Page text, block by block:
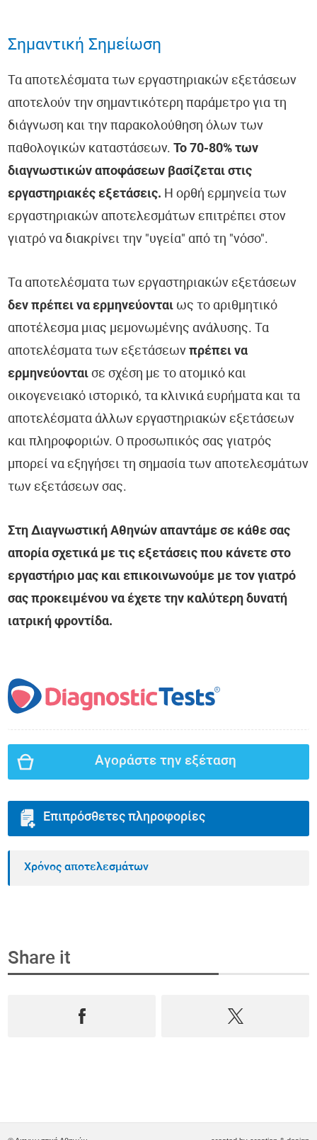
Σημαντική Σημείωση
Τα αποτελέσματα των εργαστηριακών εξετάσεων
αποτελούν την σημαντικότερη παράμετρο για τη
διάγνωση και την παρακολούθηση όλων των
παθολογικών καταστάσεων.Το 70-80% των
διαγνωστικών αποφάσεων βασίζεται στις
εργαστηριακές εξετάσεις. Η ορθή ερμηνεία των
εργαστηριακών αποτελεσμάτων επιτρέπει στον
γιατρό να διακρίνει την "υγεία" από τη "νόσο".
Τα αποτελέσματα των εργαστηριακών εξετάσεων
δεν πρέπει να ερμηνεύονται ως το αριθμητικό
αποτέλεσμα μιας μεμονωμένης ανάλυσης. Τα
αποτελέσματα των εξετάσεωνπρέπει να
ερμηνεύονταισε σχέση με το ατομικό και
οικογενειακό ιστορικό, τα κλινικά ευρήματα και τα
αποτελέσματα άλλων εργαστηριακών εξετάσεων
και πληροφοριών. Ο προσωπικός σας γιατρός
μπορεί να εξηγήσει τη σημασία των αποτελεσμάτων
των εξετάσεων σας.
Στη Διαγνωστική Αθηνών απαντάμε σε κάθε σας
απορία σχετικά με τις εξετάσεις που κάνετε στο
εργαστήριο μας και επικοινωνούμε με τον γιατρό
σας προκειμένου να έχετε την καλύτερη δυνατή
ιατρική φροντίδα.
Αγοράστε την εξέταση
Επιπρόσθετες πληροφορίες
Χρόνος αποτελεσμάτων
Share it